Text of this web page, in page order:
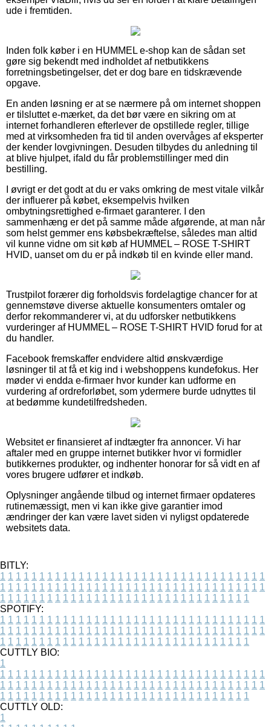
ude i fremtiden.
Inden folk køber i en HUMMEL e-shop kan de sådan set
gøre sig bekendt med indholdet af netbutikkens
forretningsbetingelser, det er dog bare en tidskrævende
opgave.
En anden løsning er at se nærmere på om internet shoppen
er tilsluttet e-mærket, da det bør være en sikring om at
internet forhandleren efterlever de opstillede regler, tillige
med at virksomheden fra tid til anden overvåges af eksperter
der kender lovgivningen. Desuden tilbydes du anledning til
at blive hjulpet, ifald du får problemstillinger med din
bestilling.
I øvrigt er det godt at du er vaks omkring de mest vitale vilkår
der influerer på købet, eksempelvis hvilken
ombytningsrettighed e-firmaet garanterer. I den
sammenhæng er det på samme måde afgørende, at man når
som helst gemmer ens købsbekræftelse, således man altid
vil kunne vidne om sit køb af HUMMEL – ROSE T-SHIRT
HVID, uanset om du er på indkøb til en kvinde eller mand.
Trustpilot forærer dig forholdsvis fordelagtige chancer for at
gennemstøve diverse aktuelle konsumenters omtaler og
derfor rekommanderer vi, at du udforsker netbutikkens
vurderinger af HUMMEL – ROSE T-SHIRT HVID forud for at
du handler.
Facebook fremskaffer endvidere altid ønskværdige
løsninger til at få et kig ind i webshoppens kundefokus. Her
møder vi endda e-firmaer hvor kunder kan udforme en
vurdering af ordreforløbet, som ydermere burde udnyttes til
at bedømme kundetilfredsheden.
Websitet er finansieret af indtægter fra annoncer. Vi har
aftaler med en gruppe internet butikker hvor vi formidler
butikkernes produkter, og indhenter honorar for så vidt en af
vores brugere udfører et indkøb.
Oplysninger angående tilbud og internet firmaer opdateres
rutinemæssigt, men vi kan ikke give garantier imod
ændringer der kan være lavet siden vi nyligst opdaterede
websitets data.
BITLY:
1 1 1 1 1 1 1 1 1 1 1 1 1 1 1 1 1 1 1 1 1 1 1 1 1 1 1 1 1 1 1 1 1 1
1 1 1 1 1 1 1 1 1 1 1 1 1 1 1 1 1 1 1 1 1 1 1 1 1 1 1 1 1 1 1 1 1 1
1 1 1 1 1 1 1 1 1 1 1 1 1 1 1 1 1 1 1 1 1 1 1 1 1 1 1 1 1 1 1 1
SPOTIFY:
1 1 1 1 1 1 1 1 1 1 1 1 1 1 1 1 1 1 1 1 1 1 1 1 1 1 1 1 1 1 1 1 1 1
1 1 1 1 1 1 1 1 1 1 1 1 1 1 1 1 1 1 1 1 1 1 1 1 1 1 1 1 1 1 1 1 1 1
1 1 1 1 1 1 1 1 1 1 1 1 1 1 1 1 1 1 1 1 1 1 1 1 1 1 1 1 1 1 1 1
CUTTLY BIO:
1
1 1 1 1 1 1 1 1 1 1 1 1 1 1 1 1 1 1 1 1 1 1 1 1 1 1 1 1 1 1 1 1 1 1
1 1 1 1 1 1 1 1 1 1 1 1 1 1 1 1 1 1 1 1 1 1 1 1 1 1 1 1 1 1 1 1 1 1
1 1 1 1 1 1 1 1 1 1 1 1 1 1 1 1 1 1 1 1 1 1 1 1 1 1 1 1 1 1 1 1
CUTTLY OLD:
1